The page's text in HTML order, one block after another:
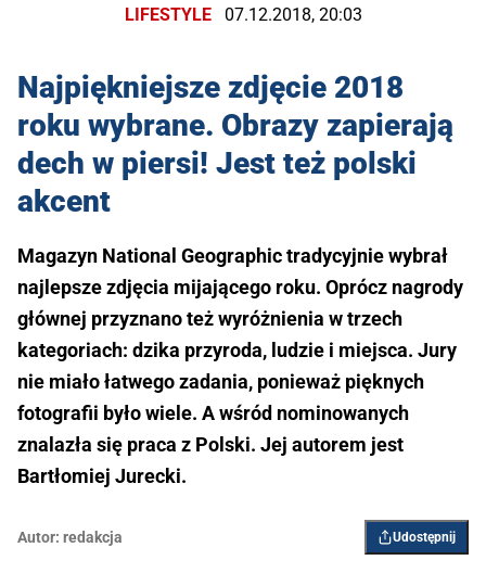
LIFESTYLE 07.12.2018, 20:03
Najpiękniejsze zdjęcie 2018
roku wybrane. Obrazy zapierają
dech w piersi! Jest też polski
akcent
Magazyn National Geographic tradycyjnie wybrał
najlepsze zdjęcia mijającego roku. Oprócz nagrody
głównej przyznano też wyróżnienia w trzech
kategoriach: dzika przyroda, ludzie i miejsca. Jury
nie miało łatwego zadania, ponieważ pięknych
fotografii było wiele. A wśród nominowanych
znalazła się praca z Polski. Jej autorem jest
Bartłomiej Jurecki.
Autor: redakcja Udostępnij